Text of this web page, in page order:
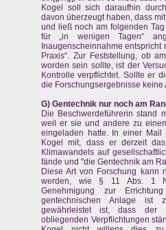
Kogel soll sich daraufhin
davon überzeugt haben, dass
und ließ noch am folgenden
für „in wenigen Tagen“
Inaugenscheinnahme entspricht
Praxis“. Zur Feststellung, ob
worden sein sollte, ist der
Kontrolle verpflichtet. Sollte er
die Forschungsergebnisse keine
G) Gentechnik nur noch am
Die Beschwerdeführerin stand
weil er sie und andere zu
eingeladen hatte. In einer
Kogel mit, dass er derzeit
Klimawandels auf
fände und "die Gentechnik am
Diese Art von Forschung kann
werden, wie § 11 Abs. 1
Genehmigung zur
gentechnischen Anlage
gewährleistet ist, dass der
obliegenden Verpflichtungen